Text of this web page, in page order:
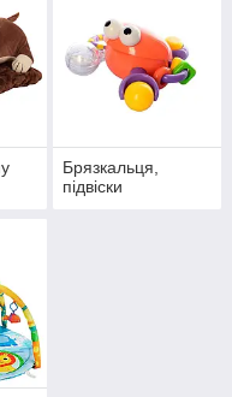
Брязкальця,
підвіски